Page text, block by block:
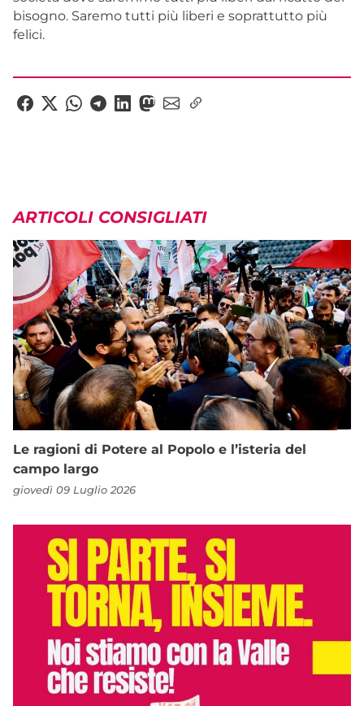
bisogno. Saremo tutti più liberi e soprattutto più
felici.
ARTICOLI CONSIGLIATI
Le ragioni di Potere al Popolo e l’isteria del
campo largo
giovedì 09 Luglio 2026